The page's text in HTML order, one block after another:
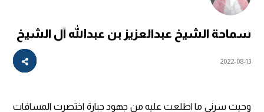
سماحة الشيخ عبدالعزيز بن عبدالله آل الشيخ
2022-08-13
وحيث سرني ما اطلعت عليه من جهود جبارة اختصرت المسافات